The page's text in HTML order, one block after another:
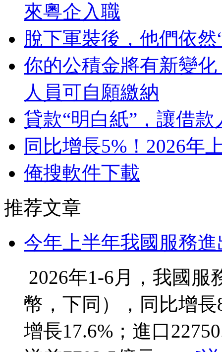
來粵企入職
脫下軍裝後，他們依然
你的公積金將有新變
人員可自願繳納
貸款“明白紙”，讓借款
同比增長5%！2026年
俺搜軟件下載
推荐文章
今年上半年我國服務
2026年1-6月，我國服
幣，下同），同比增
增長17.6%；進口